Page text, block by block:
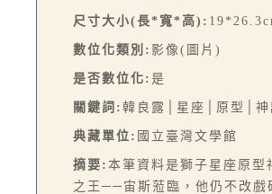
尺寸大小(長*寬*高):
數位化類別: 影像(圖片)
是否數位化: 是
關鍵詞: 韓良露│星座│原型│神
典藏單位: 國立臺灣文學館
摘要: 本筆資料是獅子星座原
之王──宙斯蒞臨，他仍不改戲